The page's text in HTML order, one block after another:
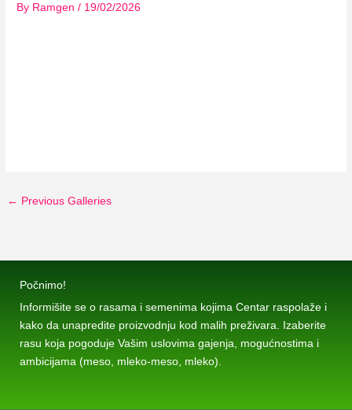
By Ramgen/ 19/02/2026
← Previous Galleries
Počnimo!
Informišite se o rasama i semenima kojima Centar raspolaže i
kako da unapredite proizvodnju kod malih preživara. Izaberite
rasu koja pogoduje Vašim uslovima gajenja, mogućnostima i
ambicijama (meso, mleko-meso, mleko).